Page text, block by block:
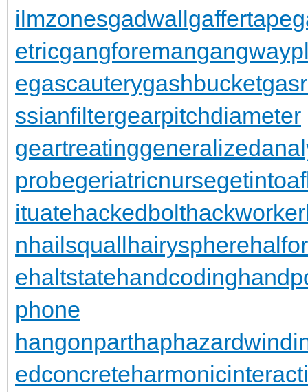
ilmzonesgadwallgaffertape
etricgangforeman
egascauterygashbucket
ssianfiltergearpitchdiameter
geartreating
probegeriatricnurse
ituatehackedbolthackworker
nhailsquallhairysphere
ehaltstatehandcoding
phone
hangonpart
edconcrete